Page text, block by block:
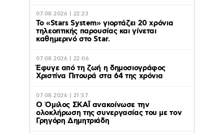
07.08.2026 | 22:23
Το «Stars System» γιορτάζει 20 χρόνια
τηλεοπτικής παρουσίας και γίνεται
καθημερινό στο Star.
07.08.2026 | 22:06
Έφυγε από τη ζωή η δημοσιογράφος
Χριστίνα Πιτουρά στα 64 της χρόνια
07.08.2026 | 21:57
Ο Όμιλος ΣΚΑΪ ανακοίνωσε την
ολοκλήρωση της συνεργασίας του με τον
Γρηγόρη Δημητριάδη